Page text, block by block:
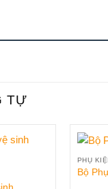
TỰ
PHỤ
Bộ